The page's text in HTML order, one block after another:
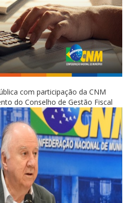
com participação da CNM
do Conselho de Gestão Fiscal